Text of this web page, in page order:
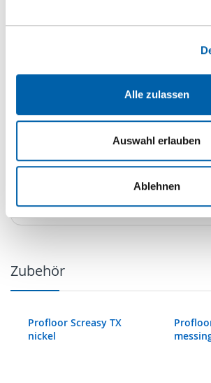
Alle zulassen
Auswahl erlauben
Ablehnen
Zubehör
Profloor Screasy TX
nickel